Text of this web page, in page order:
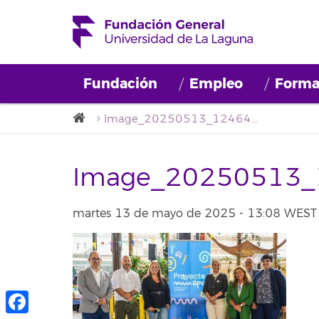
Fundación Empleo
Image_20250513_124645_619
martes 13 de mayo de 2025 - 13:08 WEST